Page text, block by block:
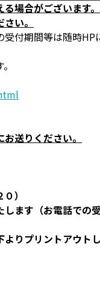
場合がございます。
い。
付期間等は随時HP
送りください。
）
ます（お電話での
プリントアウトし